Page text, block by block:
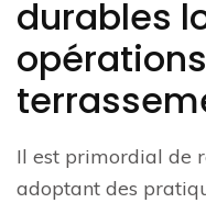
durables
Il est primordial de
adoptant des